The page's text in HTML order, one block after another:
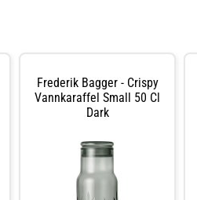
Frederik Bagger - Crispy
Vannkaraffel Small 50 Cl
Dark